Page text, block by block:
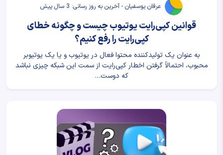
عرفان یوسفیان - آخرین به روز رسانی: 3 سال پیش
قوانین کپی‌رایت یوتیوب چیست و چگونه خطای
کپی‌رایت را رفع کنیم؟
به عنوان یک تولید‌کننده محتوا فعال در یوتیوب و یا یک یوتیوبر
محبوب، احتمالاً گرفتن اخطار کپی‌رایت از سمت این شبکه چیزی نباشد
که دوست…